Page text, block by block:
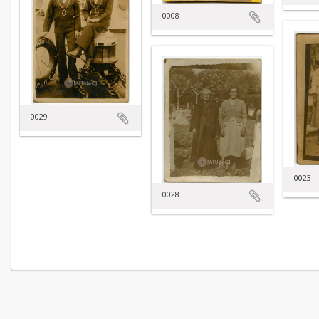
0008
0029
0023
0028